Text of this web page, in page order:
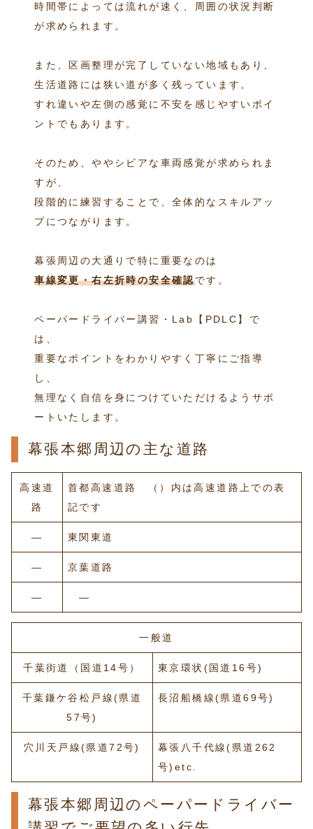
時間帯によっては流れが速く、周囲の状況判断
が求められます。
また、区画整理が完了していない地域もあり、
生活道路には狭い道が多く残っています。
すれ違いや左側の感覚に不安を感じやすいポイ
ントでもあります。
そのため、ややシビアな車両感覚が求められま
すが、
段階的に練習することで、全体的なスキルアッ
プにつながります。
幕張周辺の大通りで特に重要なのは
車線変更・右左折時の安全確認です。
ペーパードライバー講習・Lab【PDLC】で
は、
重要なポイントをわかりやすく丁寧にご指導
し、
無理なく自信を身につけていただけるようサポ
ートいたします。
幕張本郷周辺の主な道路
高速道
路
首都高速道路 （）内は高速道路上での表
記です
― 東関東道
― 京葉道路
― ―
一般道
千葉街道（国道14号） 東京環状(国道16号)
千葉鎌ケ谷松戸線(県道
57号)
長沼船橋線(県道69号)
穴川天戸線(県道72号)
幕張八千代線(県道262
号)etc.
幕張本郷周辺のペーパードライバー